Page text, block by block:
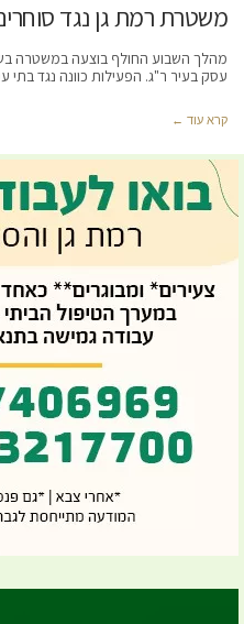
משטרת רמת גן נגד
מהלך השבוע החולף בוצעה במשטרה
עסק בעיר ר"ג. הפעילות כוונה נגד
קרא עוד ←